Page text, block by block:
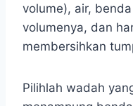
volume), air,
volumenya, dan
membersihkan
Pilihlah wadah